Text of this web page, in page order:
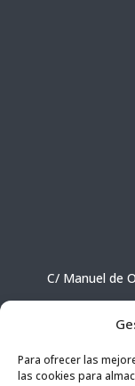
Para ofrecer las
las cookies para
C/ Manuel de